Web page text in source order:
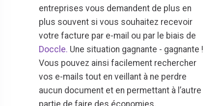
entreprises vous demandent de plus en
plus souvent si vous souhaitez recevoir
votre facture par e-mail ou par le biais de
Doccle. Une situation gagnante - gagnante !
Vous pouvez ainsi facilement rechercher
vos e-mails tout en veillant à ne perdre
aucun document et en permettant à l’autre
partie de faire des économies.